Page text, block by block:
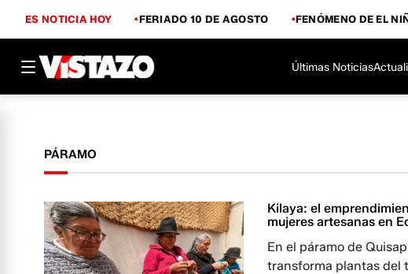
ES NOTICIA HOY FERIADO 10 DE AGOSTO FENÓMENO DE EL
Últimas Noticias
PÁRAMO
Kilaya: el
mujeres artesanas en
En el páramo de
transforma plantas del